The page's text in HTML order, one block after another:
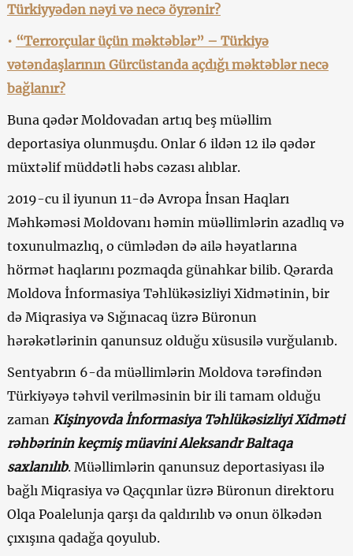
Türkiyyədən nəyi və necə öyrənir?
• “Terrorçular üçün məktəblər” – Türkiyə
vətəndaşlarının Gürcüstanda açdığı məktəblər necə
bağlanır?
Buna qədər Moldovadan artıq beş müəllim
deportasiya olunmuşdu. Onlar 6 ildən 12 ilə qədər
müxtəlif müddətli həbs cəzası alıblar.
2019-cu il iyunun 11-də Avropa İnsan Haqları
Məhkəməsi Moldovanı həmin müəllimlərin azadlıq və
toxunulmazlıq, o cümlədən də ailə həyatlarına
hörmət haqlarını pozmaqda günahkar bilib. Qərarda
Moldova İnformasiya Təhlükəsizliyi Xidmətinin, bir
də Miqrasiya və Sığınacaq üzrə Büronun
hərəkətlərinin qanunsuz olduğu xüsusilə vurğulanıb.
Sentyabrın 6-da müəllimlərin Moldova tərəfindən
Türkiyəyə təhvil verilməsinin bir ili tamam olduğu
zaman Kişinyovda İnformasiya Təhlükəsizliyi Xidməti
rəhbərinin keçmiş müavini Aleksandr Baltaqa
saxlanılıb. Müəllimlərin qanunsuz deportasiyası ilə
bağlı Miqrasiya və Qaçqınlar üzrə Büronun direktoru
Olqa Poalelunja qarşı da qaldırılıb və onun ölkədən
çıxışına qadağa qoyulub.